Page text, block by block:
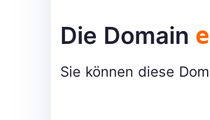
Die Domain
Sie können diese